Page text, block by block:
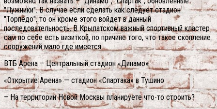
"Лужники". В случае если сделать как следует стадион
"Торпедо", то он кроме этого войдет в данный
последовательность. В Крылатском важный спортивный кластер
сам по себе есть визиткой, по причине того, что такое скопление
сооружений мало где имеется.
ВТБ Арена – Центральный стадион «Динамо»
«Открытие Арена» — стадион «Спартака» в Тушино
– На территории Новой Москвы планируете что-то строить?